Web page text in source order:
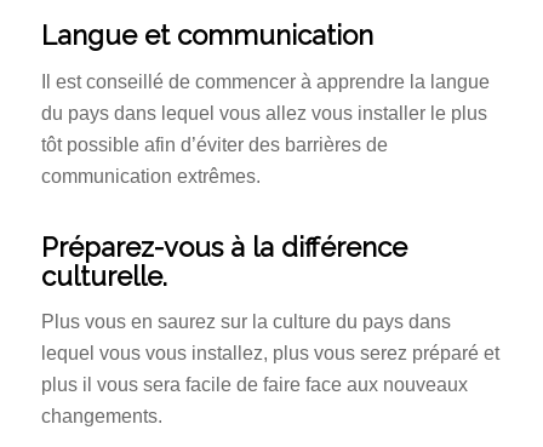
Langue et communication
Il est conseillé de commencer à apprendre la langue
du pays dans lequel vous allez vous installer le plus
tôt possible afin d’éviter des barrières de
communication extrêmes.
Préparez-vous à la différence
culturelle.
Plus vous en saurez sur la culture du pays dans
lequel vous vous installez, plus vous serez préparé et
plus il vous sera facile de faire face aux nouveaux
changements.